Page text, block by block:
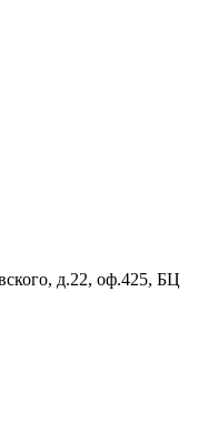
д.22, оф.425, БЦ